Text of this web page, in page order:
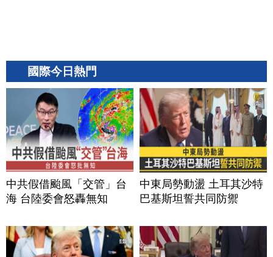
國際今日熱門
中共假借颱風「交管」台
海 台陸委會怒轟無知
中東局勢動盪 土耳其沙特
巴基斯坦誓共同防禦